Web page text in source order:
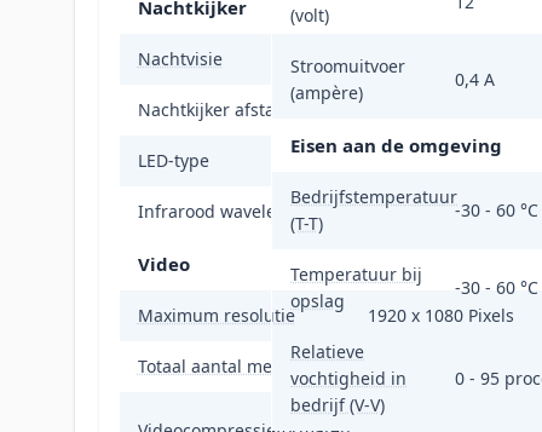
Nachtkijker
Nachtvisie Ja
Nachtkijker afstand
LED-type IR
Infrarood wavelength 850 nm
Video
Maximum resolutie 1920 x 1080 Pixels
Totaal aantal megapixels 2 MP
H.264, H.264+, H.265,
(volt)
Stroomuitvoer
(ampère)
0,4 A
Eisen aan de omgeving
Bedrijfstemperatuur
(T-T)
-30 - 60 °C
Temperatuur bij
opslag
-30 - 60 °C
Relatieve
vochtigheid in
bedrijf (V-V)
0 - 95